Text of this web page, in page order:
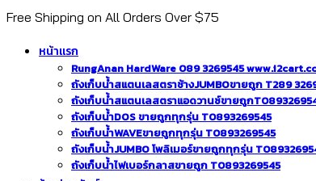
Free Shipping on All Orders Over $75
หน้าแรก
RungAnan HardWare 089 3269545
ถังเก็บน้ำสแตนเลสตราช้างJUMBOขายถูก T289
ถังเก็บน้ำสแตนเลสตราแอดวานซ์ขายถูก
ถังเก็บน้ำDOS ขายถูกทุกรุ่น T0893269545
ถังเก็บน้ำWAVEขายถูกทุกรุ่น T0893269545
ถังเก็บน้ำJUMBO โพลิเมอร์ขายถูกทุกรุ่น
ถังเก็บน้ำไฟเบอร์กลาสขายถูก T0893269545